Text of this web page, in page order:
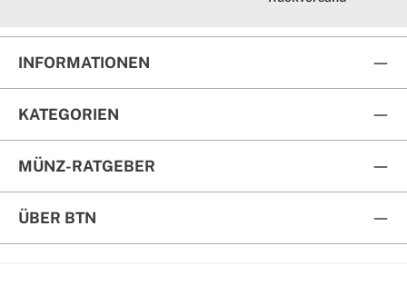
INFORMATIONEN
KATEGORIEN
MÜNZ-RATGEBER
ÜBER BTN